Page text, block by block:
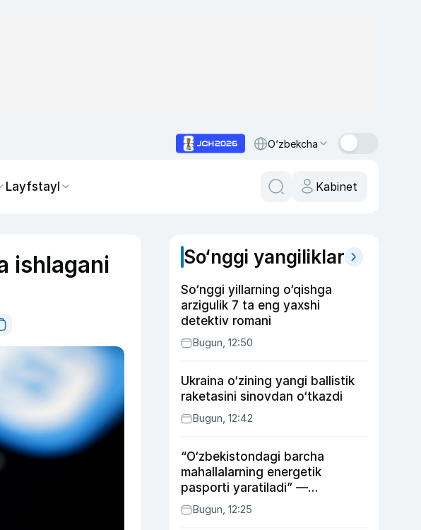
O‘zbekcha
Layfstayl Kabinet
ishlagani
So‘nggi yangiliklar
So‘nggi yillarning o‘qishga
arzigulik 7 ta eng yaxshi
detektiv romani
Bugun, 12:50
Ukraina o‘zining yangi ballistik
raketasini sinovdan o‘tkazdi
Bugun, 12:42
“O‘zbekistondagi barcha
mahallalarning energetik
pasporti yaratiladi” —
energetika vaziri
Bugun, 12:25